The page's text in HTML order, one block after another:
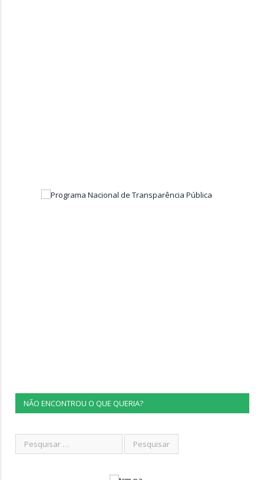
NÃO ENCONTROU O QUE QUERIA?